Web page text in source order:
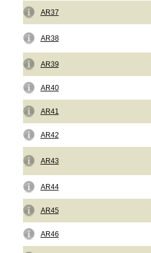
AR37
AR38
AR39
AR40
AR41
AR42
AR43
AR44
AR45
AR46